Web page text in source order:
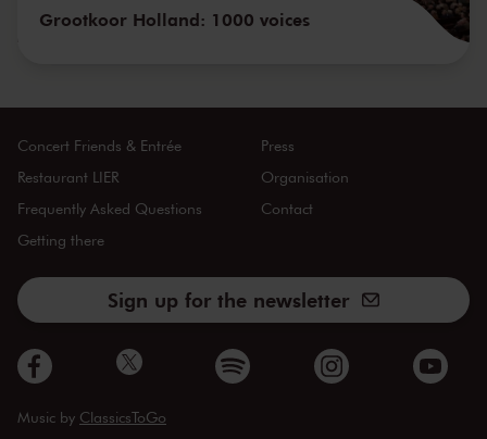
Grootkoor Holland: 1000 voices
Concert Friends & Entrée
Restaurant LIER
Frequently Asked Questions
Getting there
Press
Organisation
Contact
Sign up for the newsletter
Music by ClassicsToGo